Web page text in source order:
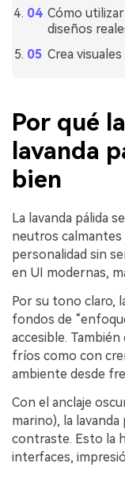
Cómo
diseños
Crea
Por qué
lavanda
bien
La lavanda pálida
neutros calmantes
personalidad sin
en UI modernas,
Por su tono claro,
fondos de
accesible.
fríos como con
ambiente desde
Con el anclaje
marino), la
contraste. Esto la
interfaces,